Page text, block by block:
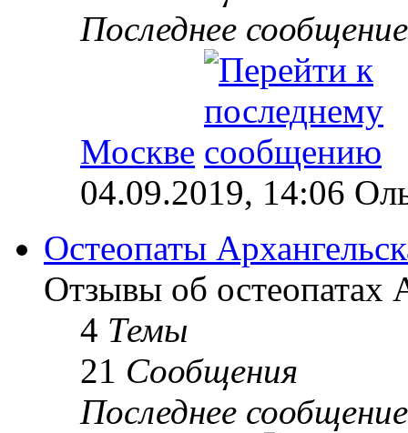
Последнее сообщение
Москве
04.09.2019, 14:06
Остеопаты
Отзывы об остеопатах
4 Темы
21 Сообщения
Последнее сообщение